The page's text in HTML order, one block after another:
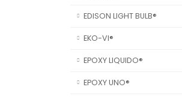
EDISON LIGHT BULB®
EKO-VI®
EPOXY LIQUIDO®
EPOXY UNO®